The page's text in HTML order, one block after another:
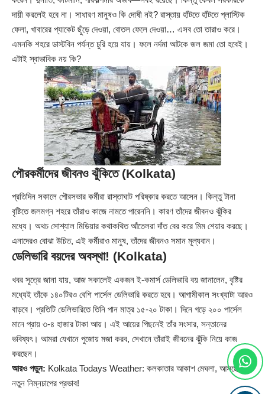
দায়ী করলেই হবে না। সাধারণ মানুষও কি দোষী নই? রাস্তায় হাঁটতে হাঁটতে প্লাস্টিক
ফেলা, খাবারের প্যাকেট ছুঁড়ে দেওয়া, বোতল ফেলে দেওয়া… এসব তো তারাও করে।
এমনকি শহরে ডাস্টবিন পর্যন্ত চুরি হয়ে যায়। ফলে নর্দমা আটকে জল জমা তো হবেই।
এটাই স্বাভাবিক নয় কি?
পৌরকর্মীদের জীবনও ঝুঁকিতে (Kolkata)
প্রতিদিন সকালে পৌরসভার কর্মীরা রাস্তাঘাট পরিষ্কার করতে আসেন। কিন্তু টানা
বৃষ্টিতে জলমগ্ন শহরে তাঁরাও কাজে নামতে পারেননি। কারণ তাঁদের জীবনও ঝুঁকির
মধ্যে। অথচ সোশ্যাল মিডিয়ার কথাকথিত আঁতেলরা দাঁত বের করে মিম শেয়ার করছে।
এনাদেরও বোঝা উচিত, এই কর্মীরাও মানুষ, তাঁদের জীবনও সমান মূল্যবান।
ডেলিভারি বয়দের অবস্থা! (Kolkata)
খবর সূত্রে জানা যায়, আজ সকালেই একজন ই-কমার্স ডেলিভারি বয় জানালেন, বৃষ্টির
মধ্যেই তাঁকে ১৪০টিরও বেশি পার্সেল ডেলিভারি করতে হবে। আগামীকাল সংখ্যাটা আরও
বাড়বে। প্রতিটি ডেলিভারিতে তিনি পান মাত্র ১৫-২০ টাকা। দিনে গড়ে ২০০ পার্সেল
মানে প্রায় ৩-৪ হাজার টাকা আয়। এই আয়ের পিছনেই তাঁর সংসার, সন্তানের
ভবিষ্যৎ। আমরা যেখানে পুজোয় মজা করব, সেখানে তাঁরাই জীবনের ঝুঁকি নিয়ে কাজ
করছেন।
আরও পড়ুন: Kolkata Todays Weather: কলকাতার আকাশ মেঘলা, আসছে কি
নতুন নিম্নচাপের প্রভাব!